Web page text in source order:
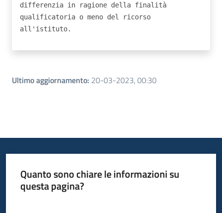
differenzia in ragione della finalità
qualificatoria o meno del ricorso
all'istituto.
Ultimo aggiornamento: 20-03-2023, 00:30
Quanto sono chiare le informazioni su
questa pagina?